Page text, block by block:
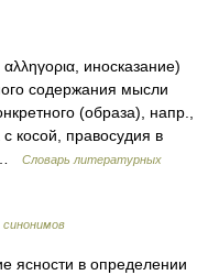
иносказание)
содержания мысли
(образа), напр.,
косой, правосудия в
…
Словарь литературных
синонимов
ясности в определении